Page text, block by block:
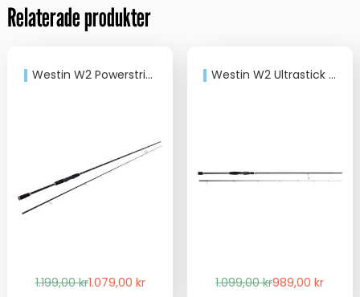
Relaterade produkter
Westin W2 Powerstrike 7,6 10-40g
1.199,00krDet
1.079,00 kr
Det
Westin W2 Ultrastick 7 7-28g
1.099,00krDet
989,00kr
Det